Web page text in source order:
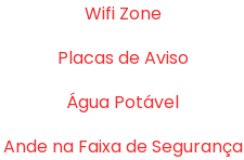
Wifi Zone
Placas de Aviso
Água Potável
Ande na Faixa de Segurança